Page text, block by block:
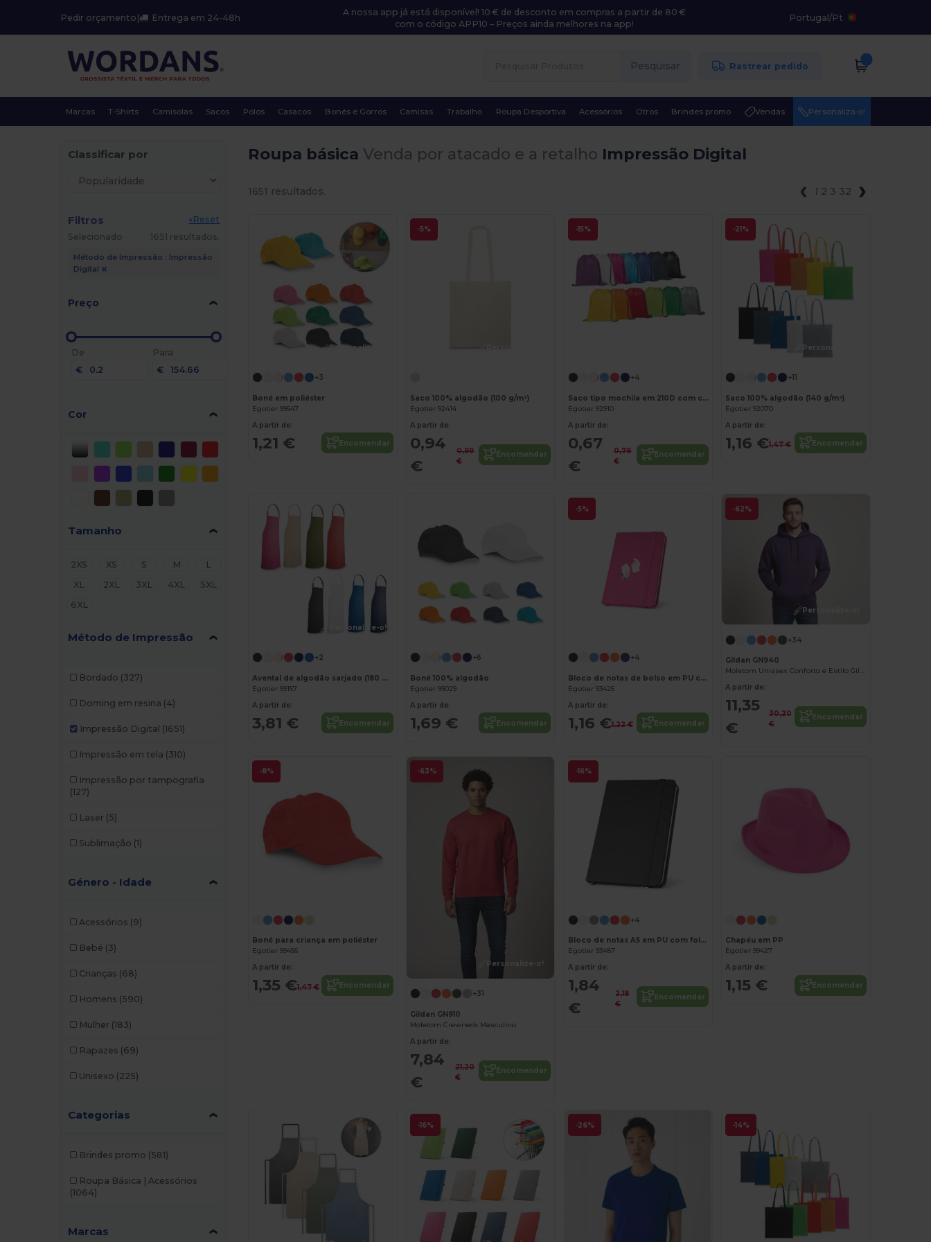
Pedir orçamento | Entrega em 24-48h
A nossa app já está disponível! 10 € de desconto em compras a partir de 80 €
com o código APP10 – Preços ainda melhores na app!
Portugal/Pt
Pesquisar Rastrear pedido
Marcas T-Shirts Camisolas Sacos Polos Casacos Bonés e Gorros Camisas Trabalho Roupa Desportiva Acessórios Otros Brindes promo Vendas Personaliza-o!
Classificar por
Filtros
«Reset
Selecionado
1651 resultados.
Método de Impressão : Impressão
Digital
Preço
De
€
Para
€
Cor
Tamanho
2XS XS S M
L
XL
2XL 3XL 4XL
5XL
6XL
Método de Impressão
Bordado (327)
Doming em resina (4)
Impressão Digital (1651)
Impressão em tela (310)
Impressão por tampografia
(127)
Laser (5)
Sublimação (1)
Género - Idade
Acessórios (9)
Bebé (3)
Crianças (68)
Homens (590)
Mulher (183)
Rapazes (69)
Unisexo (225)
Categorias
Brindes promo (581)
Roupa Básica | Acessórios
(1064)
Marcas
Roupa básicaVenda por atacado e a retalho Impressão Digital
1651 resultados. 1 2 3 32
Personalize-o!
+3
Boné em poliéster
Egotier 99547
A partir de:
1,21 € Encomendar
-5%
Saco 100% algodão (100 g/m²)
Egotier 92414
A partir de:
0,94
€
0,99
€
Encomendar
-15%
+4
Saco tipo mochila em 210D com cordões em preto
Egotier 92910
A partir de:
0,67
€
0,79
€
Encomendar
-21%
Personalize-o!
+11
Saco 100% algodão (140 g/m²)
Egotier 92070
A partir de:
1,16 €1,47 € Encomendar
Personalize-o!
+2
Avental de algodão sarjado (180 g/m²)
Egotier 99157
A partir de:
3,81 € Encomendar
+6
Boné 100% algodão
Egotier 99029
A partir de:
1,69 € Encomendar
-5%
+4
Bloco de notas de bolso em PU com folhas lisas
Egotier 93425
A partir de:
1,16 €1,22 € Encomendar
-62%
Personalize-o!
+34
Gildan GN940
Moletom Unissex Conforto e Estilo Gildan
A partir de:
11,35
€
30,20
€
Encomendar
-8%
Boné para criança em poliéster
Egotier 99456
A partir de:
1,35 €1,47 € Encomendar
-63%
Personalize-o!
+31
Gildan GN910
Moletom Crewneck Masculino
A partir de:
7,84
€
21,20
€
Encomendar
-16%
Personalize-o!
+4
Bloco de notas A5 em PU com folhas lisas
Egotier 93487
A partir de:
1,84
€
2,18
€
Encomendar
Chapéu em PP
Egotier 99427
A partir de:
1,15 € Encomendar
-16% -26% -14%